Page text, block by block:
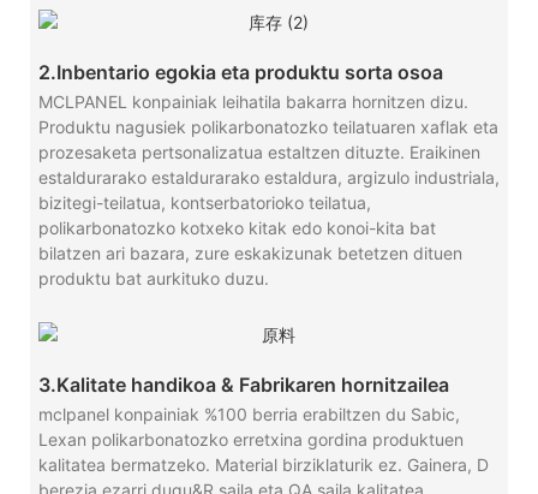
2.Inbentario egokia eta produktu sorta osoa
MCLPANEL konpainiak leihatila bakarra hornitzen dizu.
Produktu nagusiek polikarbonatozko teilatuaren xaflak eta
prozesaketa pertsonalizatua estaltzen dituzte. Eraikinen
estaldurarako estaldurarako estaldura, argizulo industriala,
bizitegi-teilatua, kontserbatorioko teilatua,
polikarbonatozko kotxeko kitak edo konoi-kita bat
bilatzen ari bazara, zure eskakizunak betetzen dituen
produktu bat aurkituko duzu.
3.Kalitate handikoa & Fabrikaren hornitzailea
mclpanel konpainiak %100 berria erabiltzen du Sabic,
Lexan polikarbonatozko erretxina gordina produktuen
kalitatea bermatzeko. Material birziklaturik ez. Gainera, D